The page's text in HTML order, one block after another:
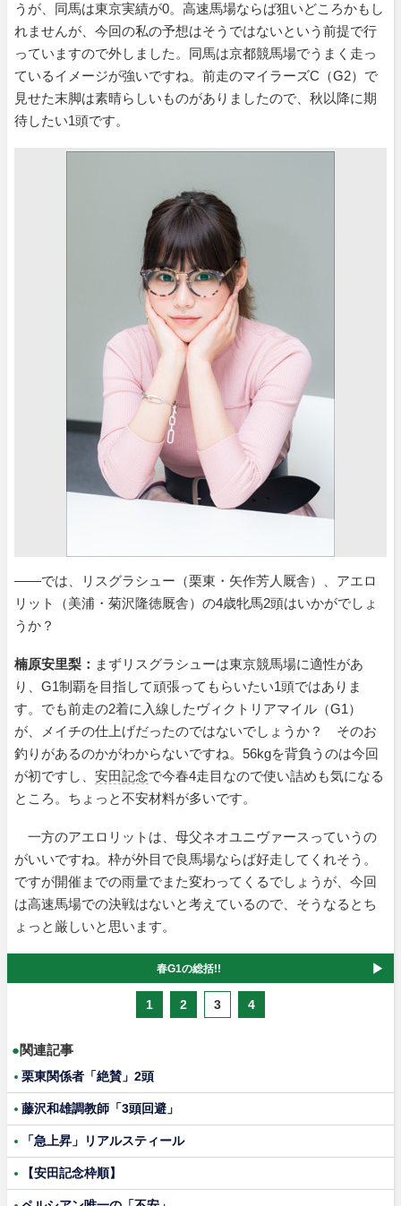
うが、同馬は東京実績が0。高速馬場ならば狙いどころかもし
れませんが、今回の私の予想はそうではないという前提で行
っていますので外しました。同馬は京都競馬場でうまく走っ
ているイメージが強いですね。前走のマイラーズC（G2）で
見せた末脚は素晴らしいものがありましたので、秋以降に期
待したい1頭です。
――では、リスグラシュー（栗東・矢作芳人厩舎）、アエロ
リット（美浦・菊沢隆徳厩舎）の4歳牝馬2頭はいかがでしょ
うか？
楠原安里梨： まずリスグラシューは東京競馬場に適性があ
り、G1制覇を目指して頑張ってもらいたい1頭ではありま
す。でも前走の2着に入線したヴィクトリアマイル（G1）
が、メイチの仕上げだったのではないでしょうか？ そのお
釣りがあるのかがわからないですね。56kgを背負うのは今回
が初ですし、 安田記念で今春4走目なので使い詰めも気になる
ところ。ちょっと不安材料が多いです。
一方のアエロリットは、母父ネオユニヴァースっていうの
がいいですね。枠が外目で良馬場ならば好走してくれそう。
ですが開催までの雨量でまた変わってくるでしょうが、今回
は高速馬場での決戦はないと考えているので、そうなるとち
ょっと厳しいと思います。
春G1の総括!!
1 2 3 4
●関連記事
栗東関係者「絶賛」2頭
藤沢和雄調教師「3頭回避」
「急上昇」リアルスティール
【安田記念枠順】